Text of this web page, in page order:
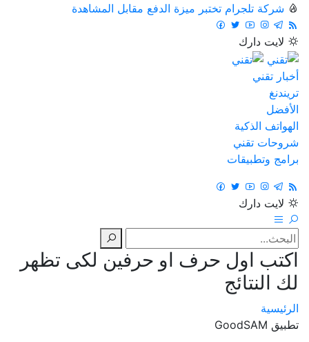
شركة تلجرام تختبر ميزة الدفع مقابل المشاهدة
لايت دارك
أخبار تقني
تريندنغ
الأفضل
الهواتف الذكية
شروحات تقني
برامج وتطبيقات
لايت دارك
اكتب اول حرف او حرفين لكى تظهر
لك النتائج
الرئيسية
تطبيق GoodSAM